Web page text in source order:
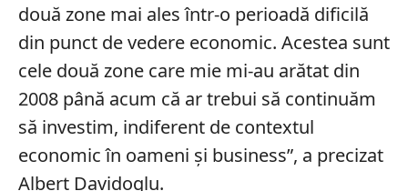
două zone mai ales într-o perioadă dificilă
din punct de vedere economic. Acestea sunt
cele două zone care mie mi-au arătat din
2008 până acum că ar trebui să continuăm
să investim, indiferent de contextul
economic în oameni și business”, a precizat
Albert Davidoglu.